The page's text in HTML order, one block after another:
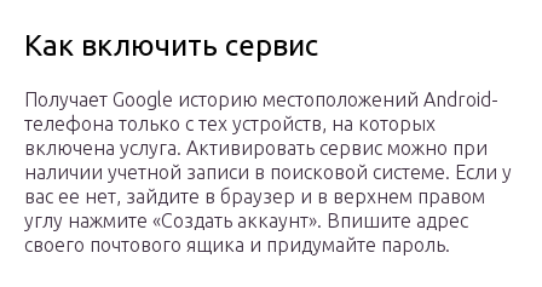
Как включить сервис
Получает Google историю местоположений Android-
телефона только с тех устройств, на которых
включена услуга. Активировать сервис можно при
наличии учетной записи в поисковой системе. Если у
вас ее нет, зайдите в браузер и в верхнем правом
углу нажмите «Создать аккаунт». Впишите адрес
своего почтового ящика и придумайте пароль.